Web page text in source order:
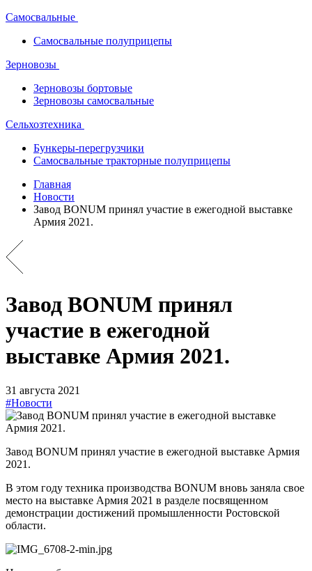
Самосвальные
Самосвальные полуприцепы
Зерновозы
Зерновозы бортовые
Зерновозы самосвальные
Сельхозтехника
Бункеры-перегрузчики
Самосвальные тракторные полуприцепы
Главная
Новости
Завод BONUM принял участие в ежегодной выставке
Армия 2021.
Завод BONUM принял
участие в ежегодной
выставке Армия 2021.
31 августа 2021
#Новости
Завод BONUM принял участие в ежегодной выставке Армия
2021.
В этом году техника производства BONUM вновь заняла свое
место на выставке Армия 2021 в разделе посвященном
демонстрации достижений промышленности Ростовской
области.